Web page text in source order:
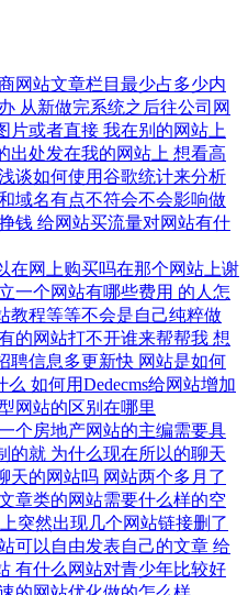
网站文章栏目最少占多少内
从新做完系统之后往公司网
片或者直接 我在别的网站上
出处发在我的网站上 想看高
谈如何使用谷歌统计来分析
域名有点不符会不会影响做
钱 给网站买流量对网站有什
在网上购买吗在那个网站上谢
一个网站有哪些费用 的人怎
教程等等不会是自己纯粹做
的网站打不开谁来帮帮我 想
聘信息多更新快 网站是如何
么 如何用Dedecms给网站增加
网站的区别在哪里
个房地产网站的主编需要具
的就 为什么现在所以的聊天
天的网站吗 网站两个多月了
章类的网站需要什么样的空
突然出现几个网站链接删了
可以自由发表自己的文章 给
有什么网站对青少年比较好